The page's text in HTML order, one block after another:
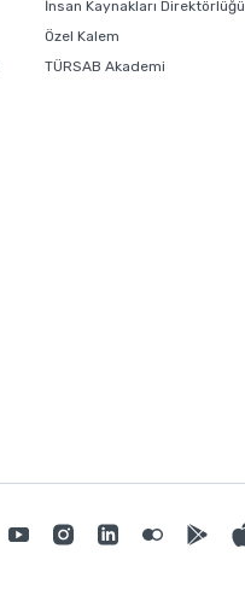
İnsan Kaynakları Direktörlüğü
Özel Kalem
TÜRSAB Akademi